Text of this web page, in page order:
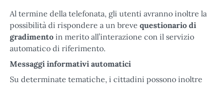
Al termine della telefonata, gli utenti avranno inoltre la
possibilità di rispondere a un breve questionario di
gradimento in merito all’interazione con il servizio
automatico di riferimento.
Messaggi informativi automatici
Su determinate tematiche, i cittadini possono inoltre